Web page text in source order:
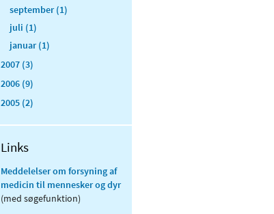
september (1)
juli (1)
januar (1)
2007 (3)
2006 (9)
2005 (2)
Links
Meddelelser om forsyning af
medicin til mennesker og dyr
(med søgefunktion)